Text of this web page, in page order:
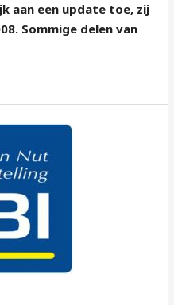
aan een update toe, zij
Sommige delen van